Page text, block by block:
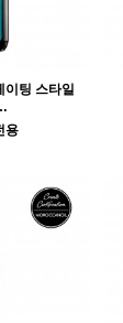
이팅 스타일
용